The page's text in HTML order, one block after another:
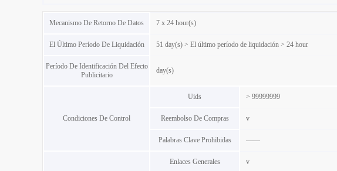
Mecanismo De Retorno De Datos 7 x 24 hour(s)
El Último Período De Liquidación 51 day(s) > El último período de liquidación > 24 hour
Período De Identificación Del Efecto
Publicitario
day(s)
Condiciones De Control
Uids > 99999999
Reembolso De Compras v
Palabras Clave Prohibidas ——
Enlaces Generales v